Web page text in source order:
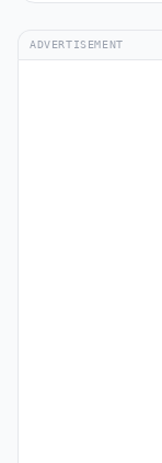
ADVERTISEMENT